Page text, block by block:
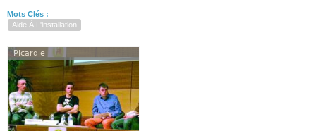
Mots Clés :
Aide À L'installation
Picardie